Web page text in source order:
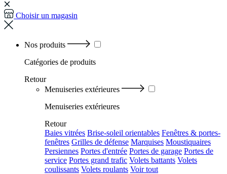
Choisir un magasin
Nos produits
Catégories de produits
Retour
Menuiseries extérieures
Menuiseries extérieures
Retour
Baies vitrées Brise-soleil orientables Fenêtres & portes-
fenêtres Grilles de défense Marquises Moustiquaires
Persiennes Portes d'entrée Portes de garage Portes de
service Portes grand trafic Volets battants Volets
coulissants Volets roulants Voir tout